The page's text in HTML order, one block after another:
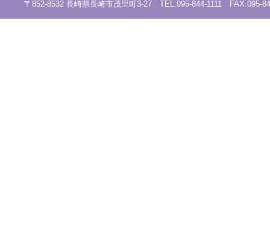
〒852-8532 長崎県長崎市茂里町3-27 TEL.095-844-1111 FAX.095-